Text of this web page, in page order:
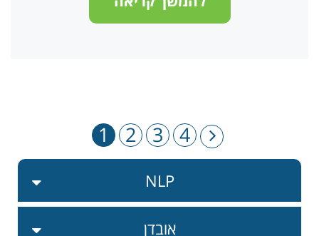
1 2 3 4
NLP
אובדן